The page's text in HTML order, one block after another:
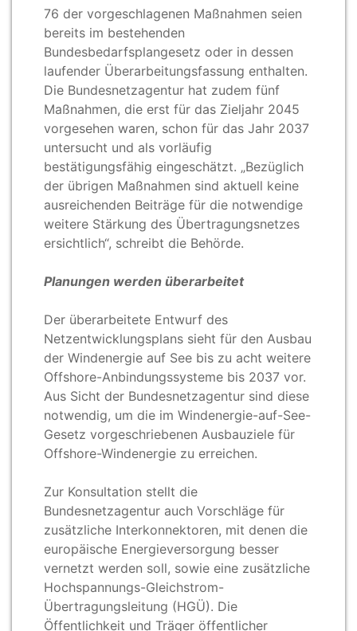
76 der vorgeschlagenen Maßnahmen seien
bereits im bestehenden
Bundesbedarfsplangesetz oder in dessen
laufender Überarbeitungsfassung enthalten.
Die Bundesnetzagentur hat zudem fünf
Maßnahmen, die erst für das Zieljahr 2045
vorgesehen waren, schon für das Jahr 2037
untersucht und als vorläufig
bestätigungsfähig eingeschätzt. „Bezüglich
der übrigen Maßnahmen sind aktuell keine
ausreichenden Beiträge für die notwendige
weitere Stärkung des Übertragungsnetzes
ersichtlich“, schreibt die Behörde.
Planungen werden überarbeitet
Der überarbeitete Entwurf des
Netzentwicklungsplans sieht für den Ausbau
der Windenergie auf See bis zu acht weitere
Offshore-Anbindungssysteme bis 2037 vor.
Aus Sicht der Bundesnetzagentur sind diese
notwendig, um die im Windenergie-auf-See-
Gesetz vorgeschriebenen Ausbauziele für
Offshore-Windenergie zu erreichen.
Zur Konsultation stellt die
Bundesnetzagentur auch Vorschläge für
zusätzliche Interkonnektoren, mit denen die
europäische Energieversorgung besser
vernetzt werden soll, sowie eine zusätzliche
Hochspannungs-Gleichstrom-
Übertragungsleitung (HGÜ). Die
Öffentlichkeit und Träger öffentlicher